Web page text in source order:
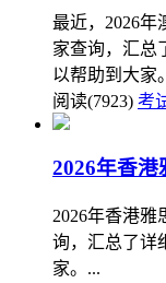
最近，2026年
家查询，汇总
以帮助到大家
阅读(7923) 考
2026年香港
2026年香港
询，汇总了详
家。...